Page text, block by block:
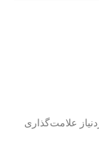
علامت‌گذاری